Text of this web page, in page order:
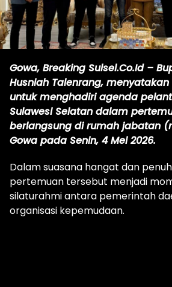
Gowa, Breaking Sulsel.Co.Id –
Husniah Talenrang,
untuk menghadiri agenda
Sulawesi Selatan dalam
berlangsung di rumah jabatan
Gowa pada Senin, 4 Mei 2026.
Dalam suasana hangat dan
pertemuan tersebut menjadi
silaturahmi antara pemerintah
organisasi kepemudaan.‎‎